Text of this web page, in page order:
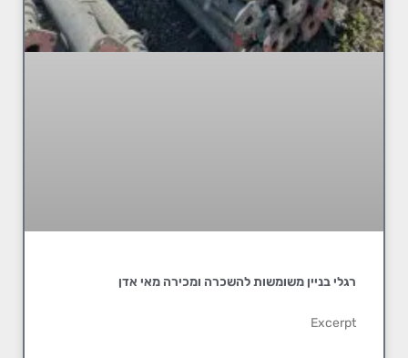
רגלי בניין משומשות להשכרה ומכירה מאי אדן
Excerpt